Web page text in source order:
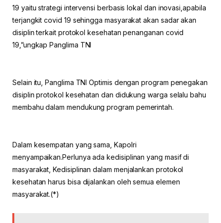
19 yaitu strategi intervensi berbasis lokal dan inovasi,apabila
terjangkit covid 19 sehingga masyarakat akan sadar akan
disiplin terkait protokol kesehatan penanganan covid
19,”ungkap Panglima TNI
Selain itu, Panglima TNI Optimis dengan program penegakan
disiplin protokol kesehatan dan didukung warga selalu bahu
membahu dalam mendukung program pemerintah.
Dalam kesempatan yang sama, Kapolri
menyampaikan.Perlunya ada kedisiplinan yang masif di
masyarakat, Kedisiplinan dalam menjalankan protokol
kesehatan harus bisa dijalankan oleh semua elemen
masyarakat.(*)